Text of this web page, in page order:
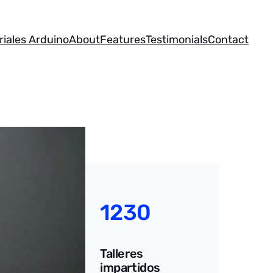
ArduinoAboutFeaturesTestimonialsContact
1230
Talleres
impartidos